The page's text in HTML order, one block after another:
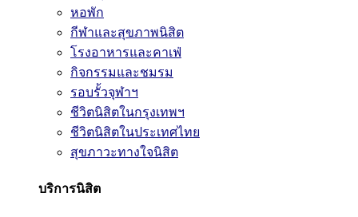
หอพัก
กีฬาและสุขภาพนิสิต
โรงอาหารและคาเฟ่
กิจกรรมและชมรม
รอบรั้วจุฬาฯ
ชีวิตนิสิตในกรุงเทพฯ
ชีวิตนิสิตในประเทศไทย
สุขภาวะทางใจนิสิต
บริการนิสิต